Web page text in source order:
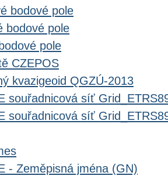
bodové pole
bodové pole
pole
CZEPOS
kvazigeoid QGZÚ-2013
souřadnicová síť
souřadnicová síť
- Zeměpisná jména (GN)